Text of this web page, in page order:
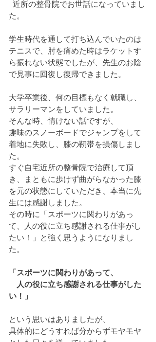
た。
学生時代を通して打ち込んでいたのは
テニスで、肘を痛めた時はラケットす
ら振れない状態でしたが、先生のお陰
で見事に回復し復帰できました。
大学卒業後、何の目標もなく就職し、
サラリーマンをしていました。
そんな時、情けない話ですが、
趣味のスノーボードでジャンプをして
着地に失敗し、膝の靭帯を損傷しまし
た。
すぐ自宅近所の整骨院で治療して頂
き、まともに歩けず曲がらなかった膝
を元の状態にしていただき、本当に先
生には感謝しました。
その時に「スポーツに関わりがあっ
て、人の役に立ち感謝される仕事がし
たい！」と強く思うようになりまし
た。
「スポーツに関わりがあって、
人の役に立ち感謝される仕事がした
い！」
という思いはありましたが、
具体的にどうすれば分からずモヤモヤ